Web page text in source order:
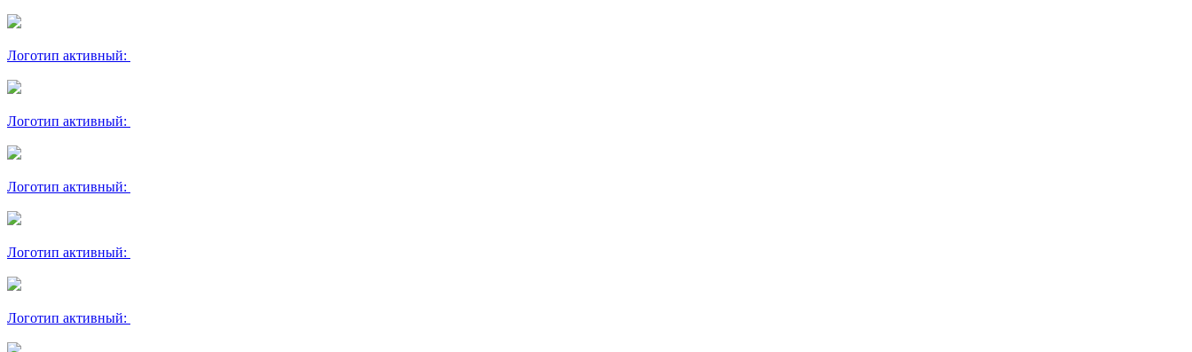
Логотип активный:
Логотип активный:
Логотип активный:
Логотип активный:
Логотип активный: